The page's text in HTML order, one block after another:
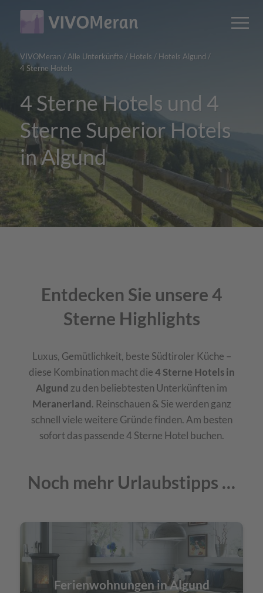
Main
content
Main
navigation
VIVOMeran / Alle Unterkünfte / Hotels / Hotels Algund /
4 Sterne Hotels
4 Sterne Hotels und 4
Sterne Superior Hotels
in Algund
Entdecken Sie unsere 4
Sterne Highlights
Luxus, Gemütlichkeit, beste Südtiroler Küche –
diese Kombination macht die4 Sterne Hotels in
Algund zu den beliebtesten Unterkünften im
Meranerland. Reinschauen & Sie werden ganz
schnell viele weitere Gründe finden. Am besten
sofort das passende 4 Sterne Hotel buchen.
Noch mehr Urlaubstipps …
Ferienwohnungen in Algund